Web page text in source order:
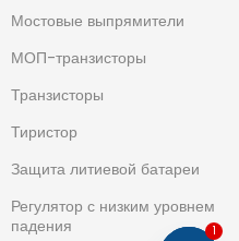
Мостовые выпрямители
МОП-транзисторы
Транзисторы
Тиристор
Защита литиевой батареи
Регулятор с низким уровнем
падения
1